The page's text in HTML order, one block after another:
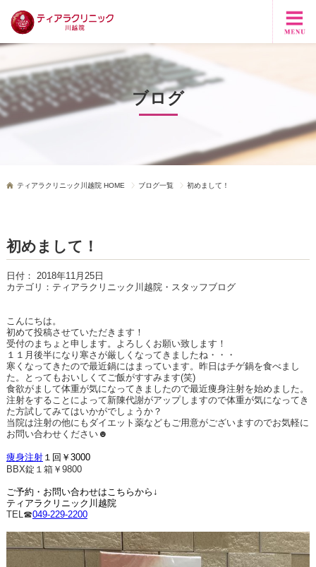
ブログ
ティアラクリニック川越院 HOME ブログ一覧 初めまして！
初めまして！
日付： 2018年11月25日
カテゴリ： ティアラクリニック川越院・スタッフブログ
こんにちは。
初めて投稿させていただきます！
受付のまちょと申します。よろしくお願い致します！
１１月後半になり寒さが厳しくなってきましたね・・・
寒くなってきたので最近鍋にはまっています。昨日はチゲ鍋を食べまし
た。とってもおいしくてご飯がすすみます(笑)
食欲がまして体重が気になってきましたので最近痩身注射を始めました。
注射をすることによって新陳代謝がアップしますので体重が気になってき
た方試してみてはいかがでしょうか？
当院は注射の他にもダイエット薬などもご用意がございますのでお気軽に
お問い合わせください☻
痩身注射１回￥3000
BBX錠１箱￥9800
ご予約・お問い合わせはこちらから↓
ティアラクリニック川越院
TEL☎049-229-2200